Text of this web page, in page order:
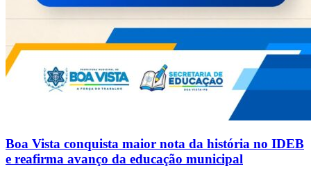
Boa Vista conquista maior nota da história no IDEB
e reafirma avanço da educação municipal